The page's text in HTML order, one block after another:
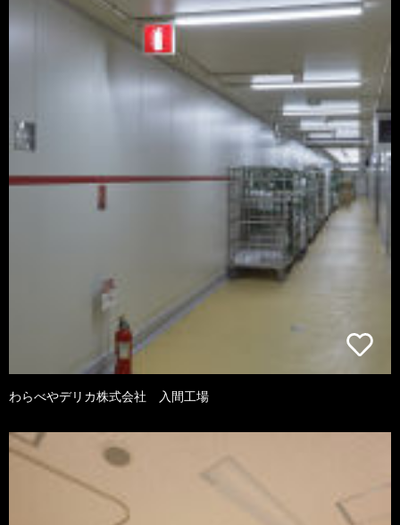
わらべやデリカ株式会社 入間工場